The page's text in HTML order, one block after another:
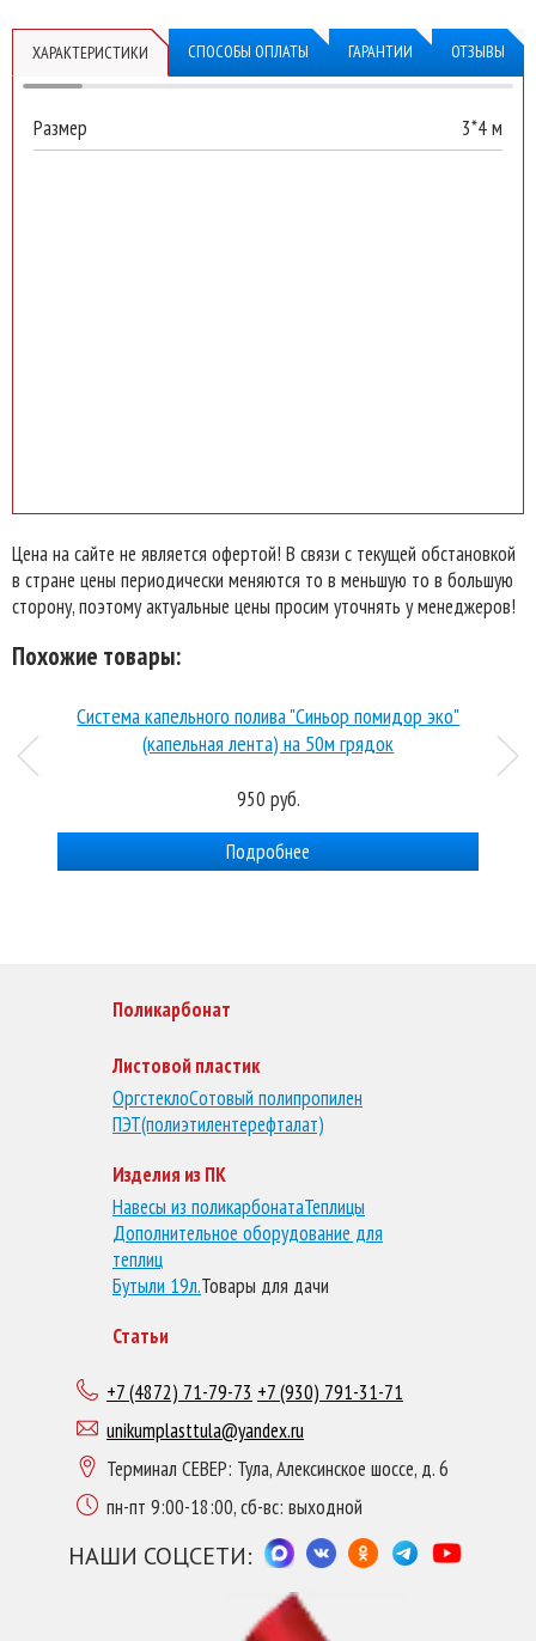
ХАРАКТЕРИСТИКИ СПОСОБЫ ОПЛАТЫ ГАРАНТИИ ОТЗЫВЫ
Размер 3*4 м
Цена на сайте не является офертой! В связи с текущей обстановкой
в стране цены периодически меняются то в меньшую то в большую
сторону, поэтому актуальные цены просим уточнять у менеджеров!
Похожие товары:
Система капельного полива "Синьор помидор эко"
(капельная лента) на 50м грядок
950 руб.
Подробнее
Брус 3x4 м
поликарбонат:
Поликарбонат
Листовой пластик
ОргстеклоСотовый полипропилен
ПЭТ(полиэтилентерефталат)
Изделия из ПК
Навесы из поликарбонатаТеплицы
Дополнительное оборудование для
теплиц
Бутыли 19л.Товары для дачи
Статьи
+7 (4872) 71-79-73 +7 (930) 791-31-71
unikumplasttula@yandex.ru
Терминал СЕВЕР: Тула, Алексинское шоссе, д. 6
пн-пт 9:00-18:00, сб-вс: выходной
НАШИ СОЦСЕТИ: